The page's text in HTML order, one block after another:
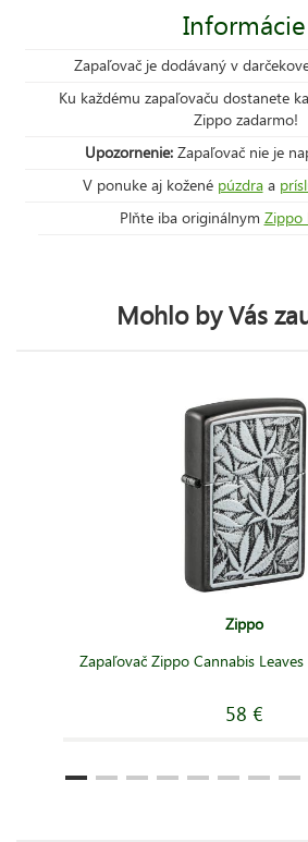
Informácie
Zapaľovač je dodávaný v
Ku každému zapaľovaču dostanete
Zippo zadarmo!
Upozornenie: Zapaľovač nie je
V ponuke aj kožené púzdraa
Plňte iba originálnym Zippo
Mohlo by Vás
Zippo
Zapaľovač Zippo Cannabis
58 €